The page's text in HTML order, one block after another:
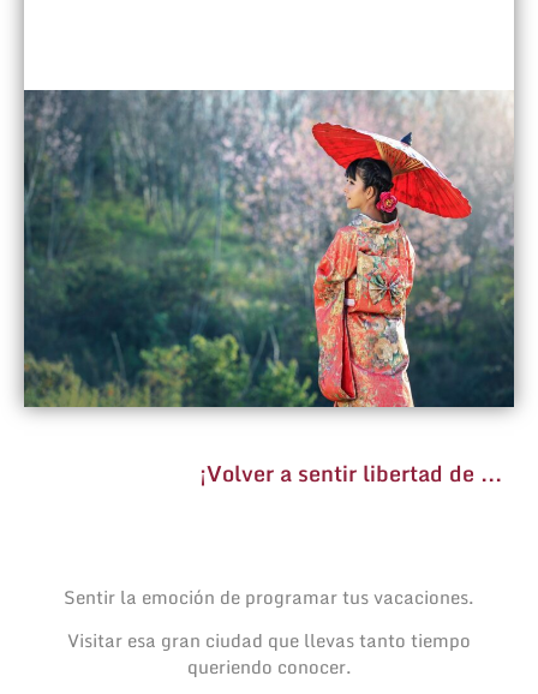
¡Volver a sentir libertad de ...
Sentir la emoción de programar tus vacaciones.
Visitar esa gran ciudad que llevas tanto tiempo
queriendo conocer.